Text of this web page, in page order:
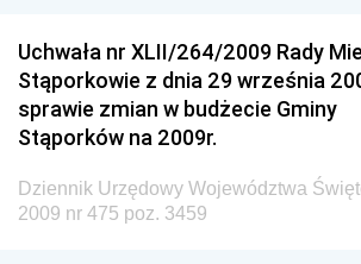
Dziennik Urzędowy Ministerstwa
Narodowego i Sportu
Dziennik Urzędowy Ministra
Dziennik Urzędowy Ministra
Uchwała nr XLII/264/2009 Rady
Stąporkowie z dnia 29 września
sprawie zmian w budżecie Gminy
Stąporków na 2009r.
Dziennik Urzędowy Województwa
2009 nr 475 poz. 3459